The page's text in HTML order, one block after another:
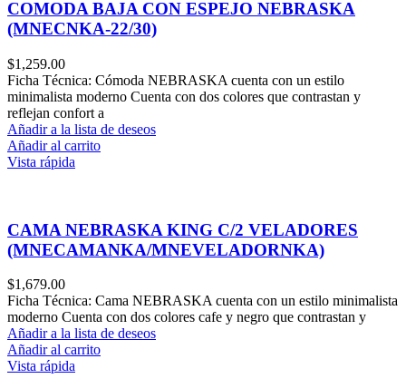
COMODA BAJA CON ESPEJO NEBRASKA
(MNECNKA-22/30)
$1,259.00
Ficha Técnica: Cómoda NEBRASKA cuenta con un estilo
minimalista moderno Cuenta con dos colores que contrastan y
reflejan confort a
Añadir a la lista de deseos
Añadir al carrito
Vista rápida
CAMA NEBRASKA KING C/2 VELADORES
(MNECAMANKA/MNEVELADORNKA)
$1,679.00
Ficha Técnica: Cama NEBRASKA cuenta con un estilo minimalista
moderno Cuenta con dos colores cafe y negro que contrastan y
Añadir a la lista de deseos
Añadir al carrito
Vista rápida